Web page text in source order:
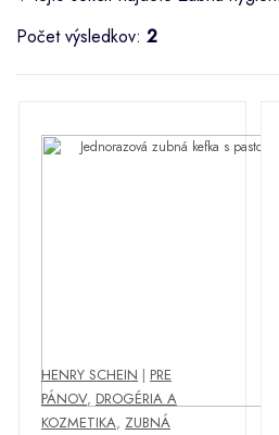
Počet výsledkov: 2
HENRY SCHEIN | PRE
PÁNOV, DROGÉRIA A
KOZMETIKA, ZUBNÁ